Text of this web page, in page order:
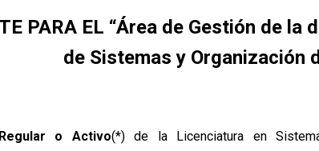
PARA EL “Área de Gestión de
de Sistemas y Organización
Regular o Activo(*) de la Licenciatura en